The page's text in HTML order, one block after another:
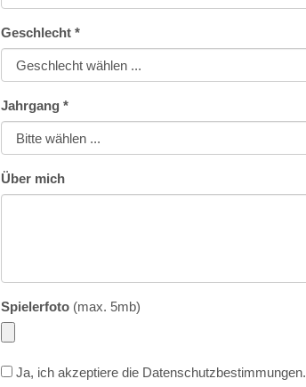
Geschlecht *
Jahrgang *
Über mich
Spielerfoto (max. 5mb)
Ja, ich akzeptiere die Datenschutzbestimmungen.